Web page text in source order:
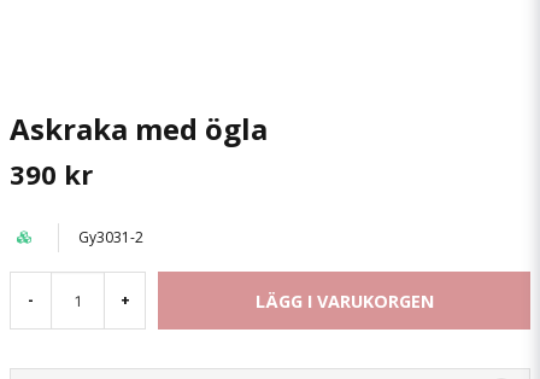
Askraka med ögla
390 kr
Gy3031-2
- + LÄGG I VARUKORGEN